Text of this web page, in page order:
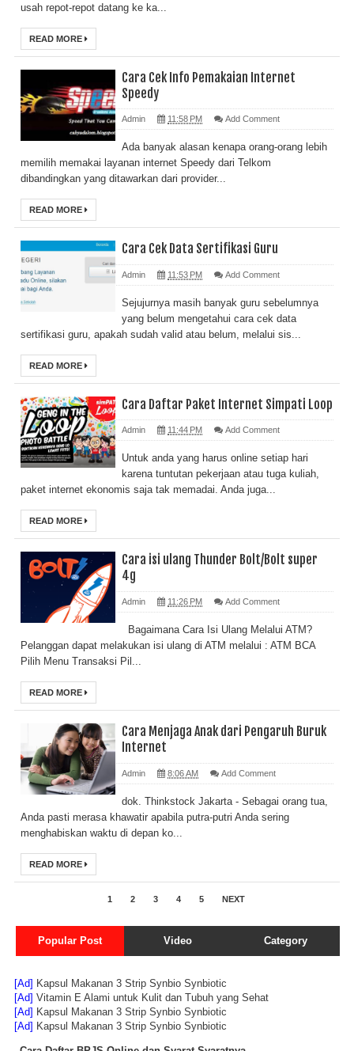
usah repot-repot datang ke ka...
READ MORE
Cara Cek Info Pemakaian Internet
Speedy
Admin 11:58 PM Add Comment
Ada banyak alasan kenapa orang-orang lebih
memilih memakai layanan internet Speedy dari Telkom
dibandingkan yang ditawarkan dari provider...
READ MORE
Cara Cek Data Sertifikasi Guru
Admin 11:53 PM Add Comment
Sejujurnya masih banyak guru sebelumnya
yang belum mengetahui cara cek data
sertifikasi guru, apakah sudah valid atau belum, melalui sis...
READ MORE
Cara Daftar Paket Internet Simpati Loop
Admin 11:44 PM Add Comment
Untuk anda yang harus online setiap hari
karena tuntutan pekerjaan atau tuga kuliah,
paket internet ekonomis saja tak memadai. Anda juga...
READ MORE
Cara isi ulang Thunder Bolt/Bolt super
4g
Admin 11:26 PM Add Comment
Bagaimana Cara Isi Ulang Melalui ATM?
Pelanggan dapat melakukan isi ulang di ATM melalui : ATM BCA
Pilih Menu Transaksi Pil...
READ MORE
Cara Menjaga Anak dari Pengaruh Buruk
Internet
Admin 8:06 AM Add Comment
dok. Thinkstock Jakarta - Sebagai orang tua,
Anda pasti merasa khawatir apabila putra-putri Anda sering
menghabiskan waktu di depan ko...
READ MORE
1 2 3 4 5 NEXT
Popular Post Video Category
[Ad] Kapsul Makanan 3 Strip Synbio Synbiotic
[Ad] Vitamin E Alami untuk Kulit dan Tubuh yang Sehat
[Ad] Kapsul Makanan 3 Strip Synbio Synbiotic
[Ad] Kapsul Makanan 3 Strip Synbio Synbiotic